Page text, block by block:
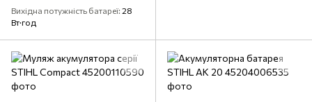
Вихідна потужність батареї 28
Вт·год